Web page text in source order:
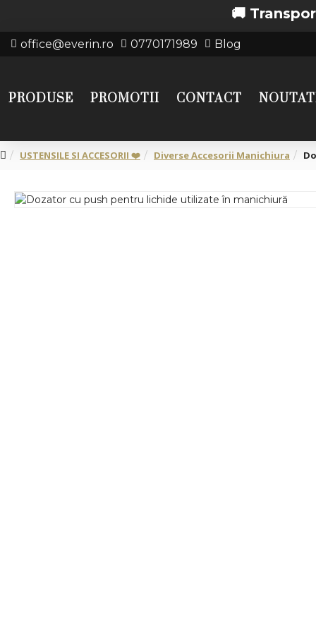
🚚 Transport
office@everin.ro 0770171989 Blog
PRODUSE PROMOTII CONTACT
USTENSILE SI ACCESORII ❤️ Diverse Accesorii Manichiura